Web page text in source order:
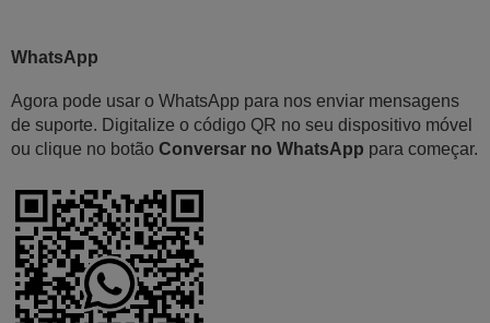
WhatsApp
Agora pode usar o WhatsApp para nos enviar mensagens
de suporte. Digitalize o código QR no seu dispositivo móvel
ou clique no botão Conversar no WhatsApp para começar.